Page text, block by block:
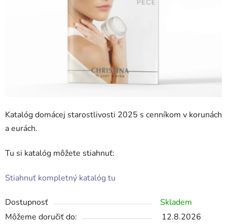
Katalóg domácej starostlivosti 2025 s cenníkom v korunách
a eurách.
Tu si katalóg môžete stiahnuť:
Stiahnuť kompletný katalóg tu
Dostupnosť
Skladem
Môžeme doručiť do:
12.8.2026